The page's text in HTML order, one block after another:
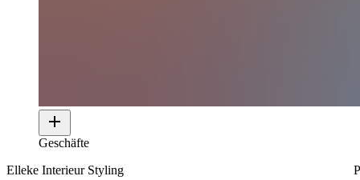
Geschäfte
Elleke Interieur Styling